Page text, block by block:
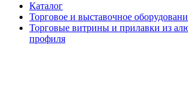
Каталог
Торговое и выставочное
Торговые витрины и прилавки из
профиля